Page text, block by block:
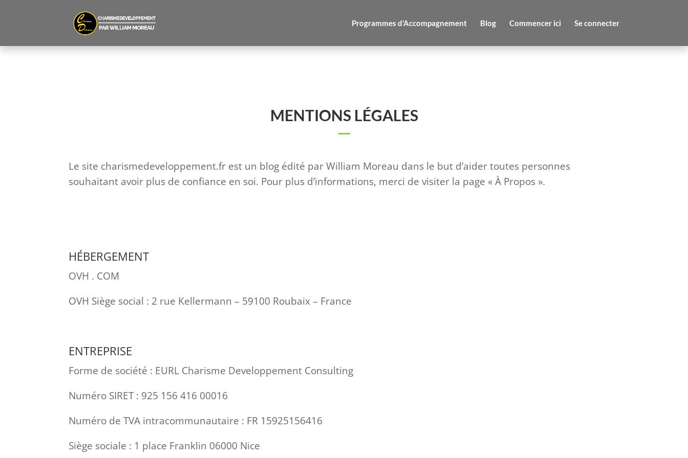
Programmes d’Accompagnement Blog Commencer ici Se connecter
MENTIONS LÉGALES
Le site charismedeveloppement.fr est un blog édité par William Moreau dans le but d’aider toutes personnes
souhaitant avoir plus de confiance en soi. Pour plus d’informations, merci de visiter la page « À Propos ».
HÉBERGEMENT
OVH . COM
OVH Siège social : 2 rue Kellermann – 59100 Roubaix – France
ENTREPRISE
Forme de société : EURL Charisme Developpement Consulting
Numéro SIRET : 925 156 416 00016
Numéro de TVA intracommunautaire : FR 15925156416
Siège sociale : 1 place Franklin 06000 Nice